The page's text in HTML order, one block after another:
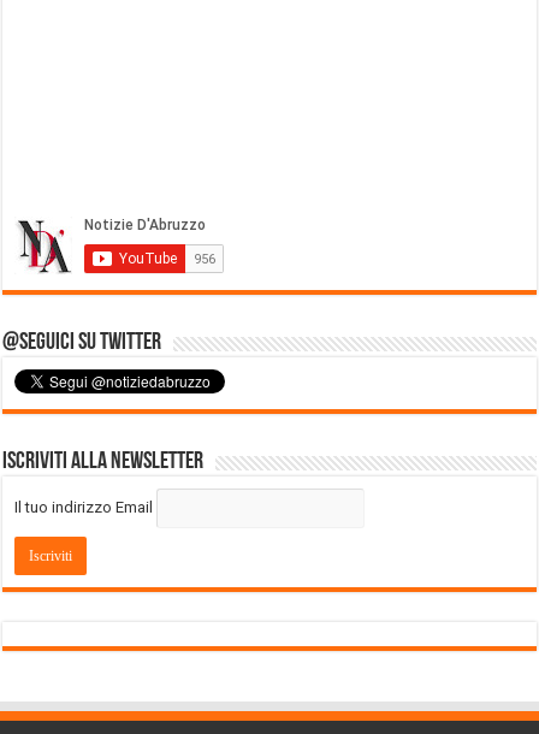
@Seguici su Twitter
Iscriviti alla Newsletter
Il tuo indirizzo Email